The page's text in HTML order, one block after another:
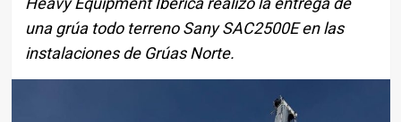
una grúa todo terreno Sany SAC2500E en las
instalaciones de Grúas Norte.